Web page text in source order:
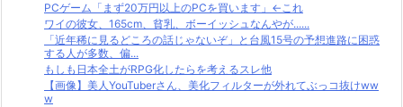
PCゲーム「まず20万円以上のPCを買います」←これ
ワイの彼女、165cm、貧乳、ボーイッシュなんやが......
「近年稀に見るどころの話じゃないぞ」と台風15号の予想進路に困惑
する人が多数、偏...
もしも日本全土がRPG化したらを考えるスレ他
【画像】美人YouTuberさん、美化フィルターが外れてぶっコ抜けww
w